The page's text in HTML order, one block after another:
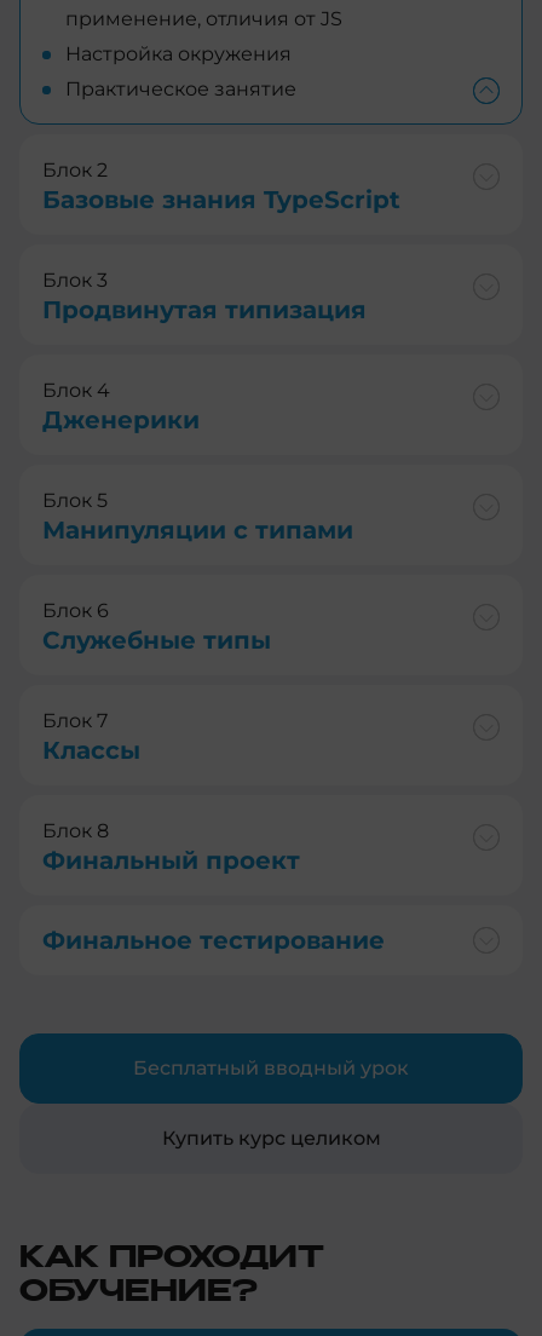
применение, отличия от JS
Настройка окружения
Практическое занятие
Блок 2
Базовые знания TypeScript
Блок 3
Продвинутая типизация
Блок 4
Дженерики
Блок 5
Манипуляции с типами
Блок 6
Служебные типы
Блок 7
Классы
Блок 8
Финальный проект
Финальное тестирование
Бесплатный вводный урок
Купить курс целиком
КАК ПРОХОДИТ
ОБУЧЕНИЕ?